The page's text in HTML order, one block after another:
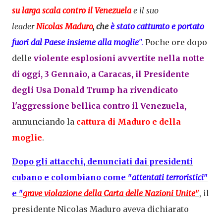
su larga scala contro il Venezuela e il suo
leaderNicolas Maduro, cheè stato catturato e portato
fuori dal Paese insieme alla moglie". Poche ore dopo
delle violente esplosioni avvertite nella notte
di oggi, 3 Gennaio, a Caracas, il Presidente
degli Usa Donald Trump ha rivendicato
l'aggressione bellica contro il Venezuela,
annunciando la cattura di Maduro e della
moglie.
Dopo gli attacchi, denunciati dai presidenti
cubano e colombiano come "attentati terroristici"
e "grave violazione della Carta delle Nazioni Unite", il
presidente Nicolas Maduro aveva dichiarato